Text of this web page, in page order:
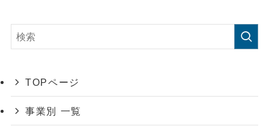
TOPページ
事業別 一覧